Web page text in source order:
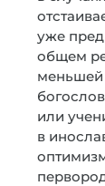
уже
общем
меньшей
или
в